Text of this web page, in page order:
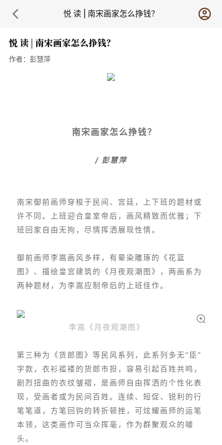
悦 读 | 南宋画家怎么挣钱？
悦 读 | 南宋画家怎么挣钱？
作者： 彭慧萍
南宋画家怎么挣钱？
/ 彭慧萍
南宋御前画师穿梭于民间、宫廷，上下班的题材或
许不同。上班迎合皇室帝后，画风精致而优雅；下
班回家自由无拘，尽情挥洒展现性情。
御前画师李嵩画风多样，有晕染雕琢的《花篮
图》、描绘皇宫建筑的《月夜观潮图》，两画系为
两种题材，为李嵩应制帝后的上班佳作。
李嵩《月夜观潮图》
第三种为《货郎图》等民风系列，此系列多无“臣”
字款，衣衫褴褛的货郎市担，容易引起百姓共鸣，
剧烈扭曲的衣纹皱褶，是画师自由挥洒的个性化表
现，受画者或为民间百姓。连续、短促、锐利的行
笔笔道，方笔回钩的转折顿挫，可炫耀画师的运笔
本领，这类画作可当众挥毫，作为群聚观众的噱
头。